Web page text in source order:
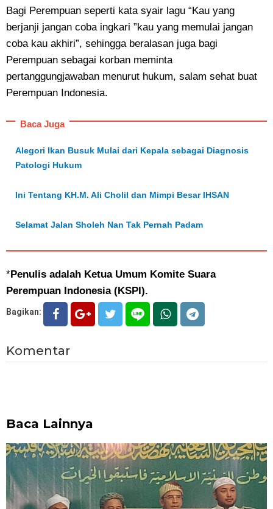
Bagi Perempuan seperti kata syair lagu “Kau yang
berjanji jangan coba ingkari ”kau yang memulai jangan
coba kau akhiri”, sehingga beralasan juga bagi
Perempuan sebagai korban meminta
pertanggungjawaban menurut hukum, salam sehat buat
Perempuan Indonesia.
Baca Juga
Alegori Ikan Busuk Mulai dari Kepala sebagai Diagnosis
Patologi Hukum
Ini Tentang KH.M. Ali Cholil dan Mimpi Besar IHSAN
Selamat Jalan Sholeh Nan Tak Pernah Padam
*Penulis adalah Ketua Umum Komite Suara
Perempuan Indonesia (KSPI).
Bagikan:
Komentar
Baca Lainnya